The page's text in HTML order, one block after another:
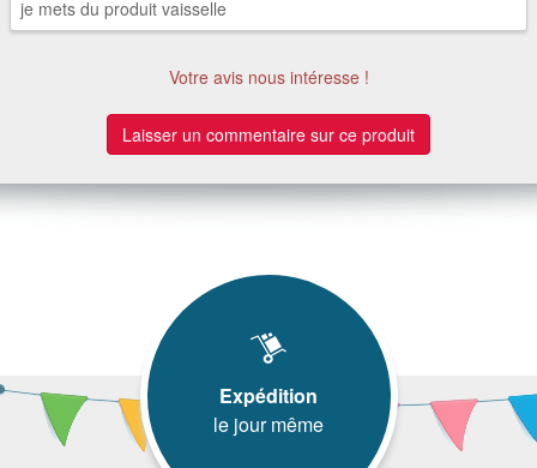
je mets du produit vaisselle
Votre avis nous intéresse !
Laisser un commentaire sur ce produit
Expédition
le jour même